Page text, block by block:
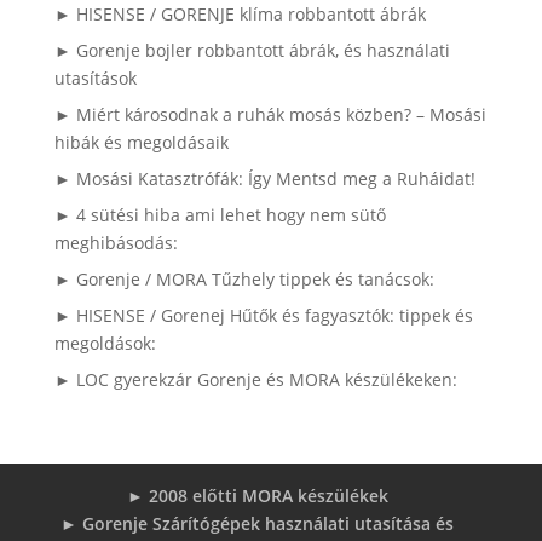
► HISENSE / GORENJE klíma robbantott ábrák
► Gorenje bojler robbantott ábrák, és használati
utasítások
► Miért károsodnak a ruhák mosás közben? – Mosási
hibák és megoldásaik
► Mosási Katasztrófák: Így Mentsd meg a Ruháidat!
► 4 sütési hiba ami lehet hogy nem sütő
meghibásodás:
► Gorenje / MORA Tűzhely tippek és tanácsok:
► HISENSE / Gorenej Hűtők és fagyasztók: tippek és
megoldások:
► LOC gyerekzár Gorenje és MORA készülékeken:
► 2008 előtti MORA készülékek
► Gorenje Szárítógépek használati utasítása és